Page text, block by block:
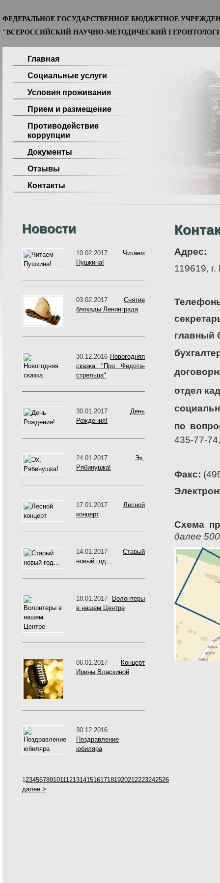
ФЕДЕРАЛЬНОЕ ГОСУДАРСТВЕННОЕ БЮДЖЕТНОЕ
"ВСЕРОССИЙСКИЙ НАУЧНО-МЕТОДИЧЕСКИЙ
Главная
Социальные услуги
Условия проживания
Прием и размещение
Противодействие
коррупции
Документы
Отзывы
Контакты
Новости
10.02.2017 Читаем
Пушкина!
03.02.2017 Снятие
блокады Ленинграда
30.12.2016 Новогодняя
сказка "Про Федота-
стрельца"
30.01.2017 День
Рождения!
24.01.2017 Эх,
Рябинушка!
17.01.2017 Лесной
концерт
14.01.2017 Старый
новый год...
18.01.2017 Волонтеры
в нашем Центре
06.01.2017 Концерт
Ирины Власкиной
30.12.2016
Поздравление
юбиляра
1 23456789101112131415161718192021 2223242526
далее >
Адрес:
119619,
главный
отдел
по
435-77-
Факс:
Схема
далее